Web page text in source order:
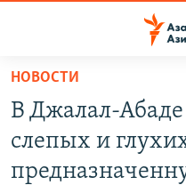
Вернуться
основному
содержанию
ЦЕНТРАЛЬНАЯ АЗИЯ
НОВОСТИ
ВОЙНА В УКРАИНЕ
НОВОСТИ
В Джалал-
слепых и